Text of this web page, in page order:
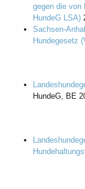
gegen die von
HundeG LSA)
Sachsen-
Hundegesetz
HundeG, BE